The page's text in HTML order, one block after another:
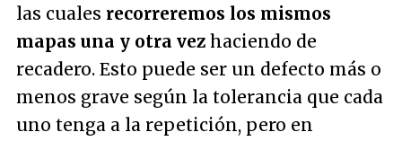
las cuales recorreremos los mismos
mapas una y otra vez haciendo de
recadero. Esto puede ser un defecto más o
menos grave según la tolerancia que cada
uno tenga a la repetición, pero en